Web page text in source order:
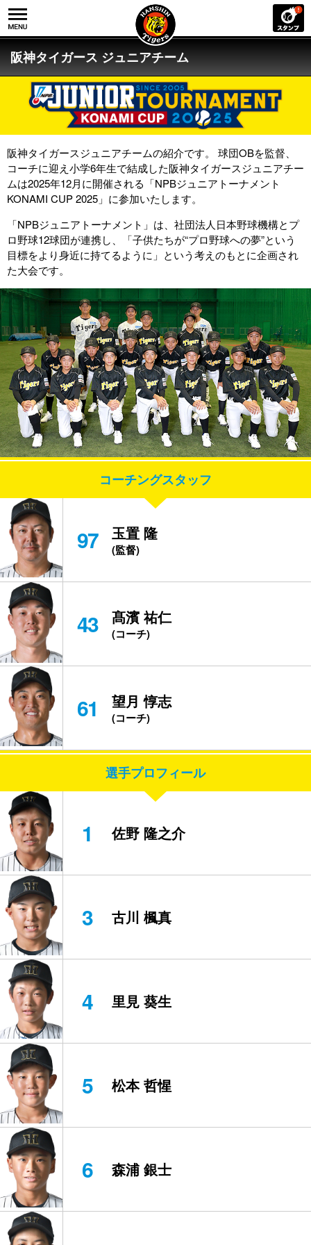
阪神タイガース ジュニアチーム
阪神タイガースジュニアチームの紹介です。 球団OBを監督、
コーチに迎え小学6年生で結成した阪神タイガースジュニアチー
ムは2025年12月に開催される「NPBジュニアトーナメント
KONAMI CUP 2025」に参加いたします。
「NPBジュニアトーナメント」は、社団法人日本野球機構とプ
ロ野球12球団が連携し、「子供たちが“プロ野球への夢”という
目標をより身近に持てるように」という考えのもとに企画され
た大会です。
コーチングスタッフ
97 玉置 隆
(監督)
43 髙濱 祐仁
(コーチ)
61 望月 惇志
(コーチ)
選手プロフィール
1 佐野 隆之介
3 古川 楓真
4 里見 葵生
5 松本 哲惺
6 森浦 銀士